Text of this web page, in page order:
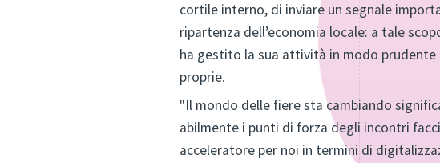
cortile interno, di inviare un segnale
ripartenza dell’economia locale: a tale
ha gestito la sua attività in modo
proprie.
"Il mondo delle fiere sta cambiando
abilmente i punti di forza degli incontri
acceleratore per noi in termini di